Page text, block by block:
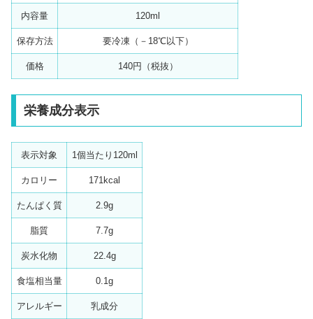
内容量 120ml
保存方法 要冷凍（－18℃以下）
価格 140円（税抜）
栄養成分表示
表示対象 1個当たり120ml
カロリー 171kcal
たんぱく質 2.9g
脂質 7.7g
炭水化物 22.4g
食塩相当量 0.1g
アレルギー 乳成分